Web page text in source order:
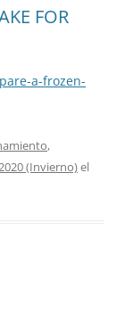
FOR
a-frozen-
,
(Invierno)el